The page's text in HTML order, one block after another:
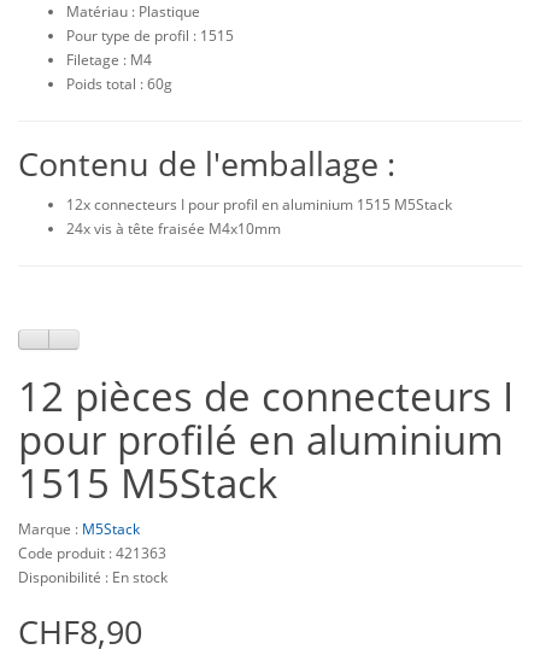
Matériau : Plastique
Pour type de profil : 1515
Filetage : M4
Poids total : 60g
Contenu de l'emballage :
12x connecteurs I pour profil en aluminium 1515 M5Stack
24x vis à tête fraisée M4x10mm
12 pièces de connecteurs I
pour profilé en aluminium
1515 M5Stack
Marque : M5Stack
Code produit : 421363
Disponibilité : En stock
CHF8,90